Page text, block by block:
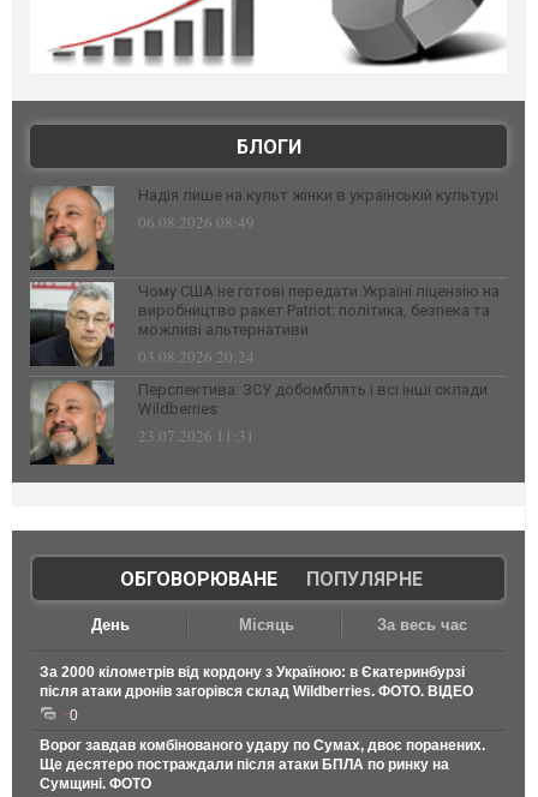
БЛОГИ
Надія лише на культ жінки в українській культурі
06.08.2026 08:49
Чому США не готові передати Україні ліцензію на
виробництво ракет Patriot: політика, безпека та
можливі альтернативи
03.08.2026 20:24
Перспектива: ЗСУ добомблять і всі інші склади
Wildberries
23.07.2026 11:31
ОБГОВОРЮВАНЕ| ПОПУЛЯРНЕ
День Місяць За весь час
За 2000 кілометрів від кордону з Україною: в Єкатеринбурзі
після атаки дронів загорівся склад Wildberries. ФОТО. ВІДЕО
0
Ворог завдав комбінованого удару по Сумах, двоє поранених.
Ще десятеро постраждали після атаки БПЛА по ринку на
Сумщині. ФОТО